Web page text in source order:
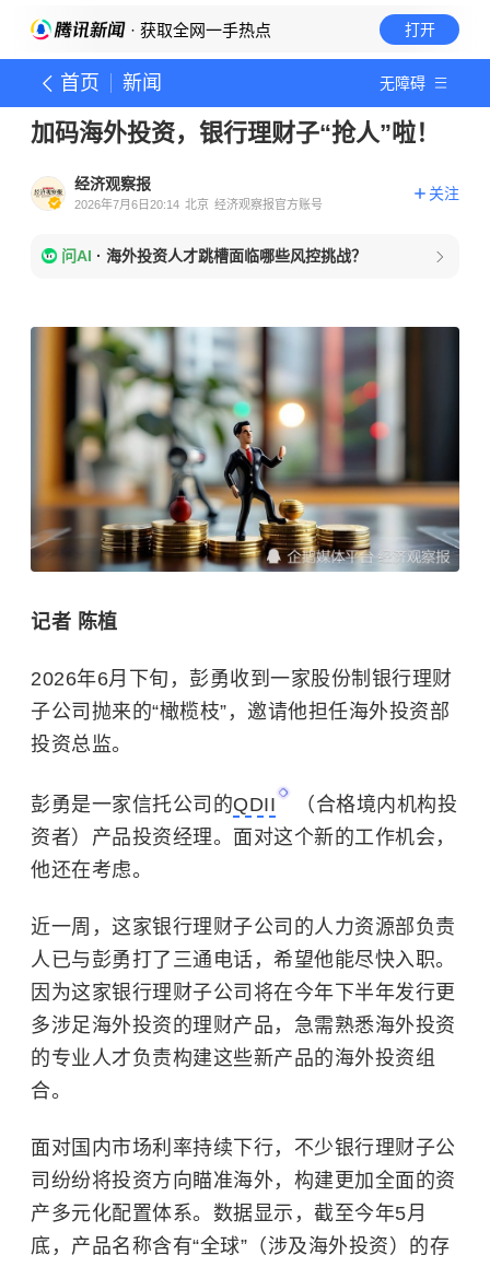
· 获取全网一手热点 打开
首页 新闻 无障碍
加码海外投资，银行理财子“抢人”啦！
经济观察报
2026年7月6日20:14 北京 经济观察报官方账号
关注
问AI · 海外投资人才跳槽面临哪些风控挑战？
记者 陈植
2026年6月下旬，彭勇收到一家股份制银行理财
子公司抛来的“橄榄枝”，邀请他担任海外投资部
投资总监。
彭勇是一家信托公司的QDII
（合格境内机构投
资者）产品投资经理。面对这个新的工作机会，
他还在考虑。
近一周，这家银行理财子公司的人力资源部负责
人已与彭勇打了三通电话，希望他能尽快入职。
因为这家银行理财子公司将在今年下半年发行更
多涉足海外投资的理财产品，急需熟悉海外投资
的专业人才负责构建这些新产品的海外投资组
合。
面对国内市场利率持续下行，不少银行理财子公
司纷纷将投资方向瞄准海外，构建更加全面的资
产多元化配置体系。数据显示，截至今年5月
底，产品名称含有“全球”（涉及海外投资）的存